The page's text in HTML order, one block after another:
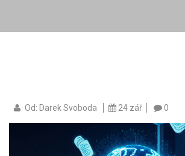
Od: Darek Svoboda 24 zář 0